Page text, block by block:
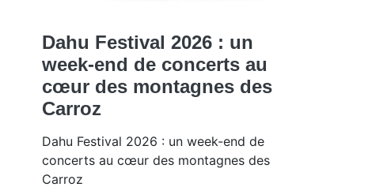
Dahu Festival 2026 : un
week-end de concerts au
cœur des montagnes des
Carroz
Dahu Festival 2026 : un week-end de
concerts au cœur des montagnes des
Carroz